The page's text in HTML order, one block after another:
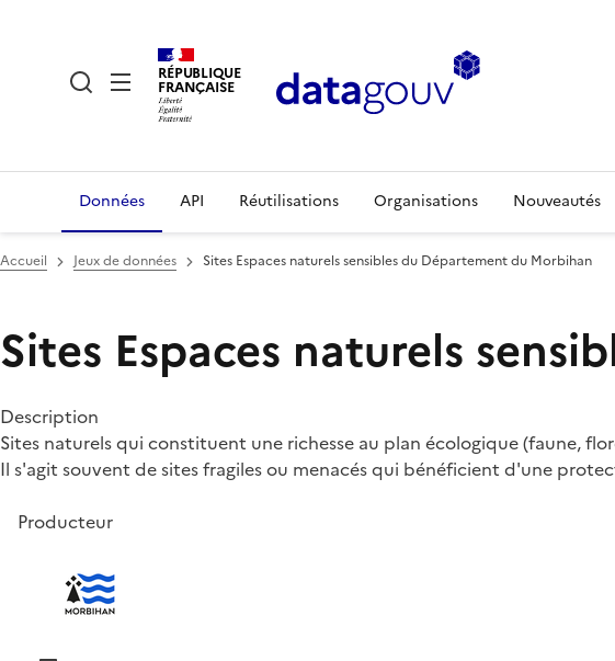
RÉPUBLIQUE
FRANÇAISE
Données API Réutilisations Organisations Nouveautés
Accueil Jeux de données Sites Espaces naturels sensibles du Département du Morbihan
Sites Espaces naturels
Description
Sites naturels qui constituent une richesse au plan écologique (faune,
Il s'agit souvent de sites fragiles ou menacés qui bénéficient d'une
Producteur